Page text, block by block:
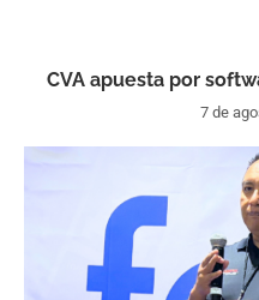
CVA apuesta por
7 de